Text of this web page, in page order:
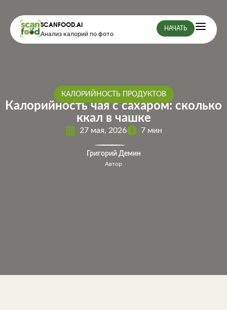
SCANFOOD.AI
Анализ калорий по фото
НАЧАТЬ
КАЛОРИЙНОСТЬ ПРОДУКТОВ
Калорийность чая с сахаром: сколько
ккал в чашке
27 мая, 2026 7 мин
Григорий Демин
Автор